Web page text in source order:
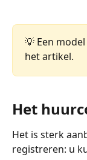
💡 Een
het artikel.
Het
Het is sterk
registreren: u